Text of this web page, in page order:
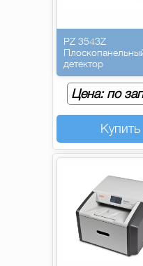
PZ 3543Z
детектор
Цена: по
Купить